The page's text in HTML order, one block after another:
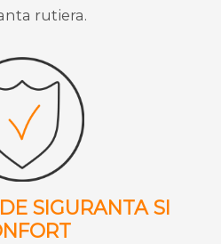
rutiera.
SIGURANTA SI